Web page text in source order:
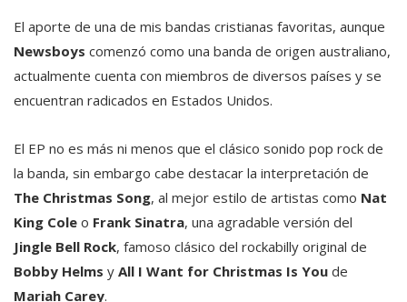
El aporte de una de mis bandas cristianas favoritas, aunque
Newsboys comenzó como una banda de origen australiano,
actualmente cuenta con miembros de diversos países y se
encuentran radicados en Estados Unidos.
El EP no es más ni menos que el clásico sonido pop rock de
la banda, sin embargo cabe destacar la interpretación de
The Christmas Song, al mejor estilo de artistas como Nat
King Cole o Frank Sinatra, una agradable versión del
Jingle Bell Rock, famoso clásico del rockabilly original de
Bobby Helms y All I Want for Christmas Is You de
Mariah Carey.